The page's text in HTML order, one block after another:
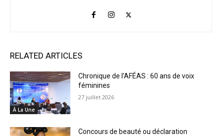
RELATED ARTICLES
À La Une
Chronique de l’AFÉAS : 60 ans de voix
féminines
27 juillet 2026
Concours de beauté ou déclaration